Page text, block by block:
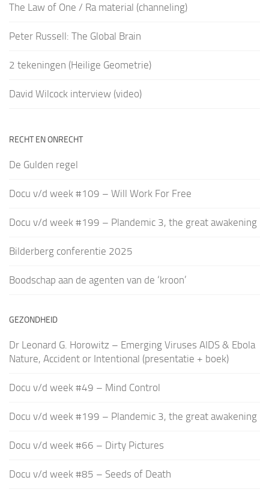
The Law of One / Ra material (channeling)
Peter Russell: The Global Brain
2 tekeningen (Heilige Geometrie)
David Wilcock interview (video)
RECHT EN ONRECHT
De Gulden regel
Docu v/d week #109 – Will Work For Free
Docu v/d week #199 – Plandemic 3, the great awakening
Bilderberg conferentie 2025
Boodschap aan de agenten van de ‘kroon’
GEZONDHEID
Dr Leonard G. Horowitz – Emerging Viruses AIDS & Ebola
Nature, Accident or Intentional (presentatie + boek)
Docu v/d week #49 – Mind Control
Docu v/d week #199 – Plandemic 3, the great awakening
Docu v/d week #66 – Dirty Pictures
Docu v/d week #85 – Seeds of Death